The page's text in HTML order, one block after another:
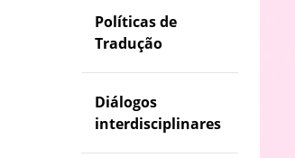
Políticas de
Tradução
Diálogos
interdisciplinares